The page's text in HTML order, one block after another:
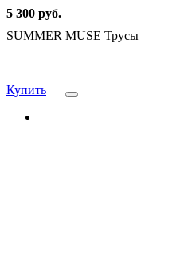
5 300 руб.
SUMMER MUSE Трусы
Купить